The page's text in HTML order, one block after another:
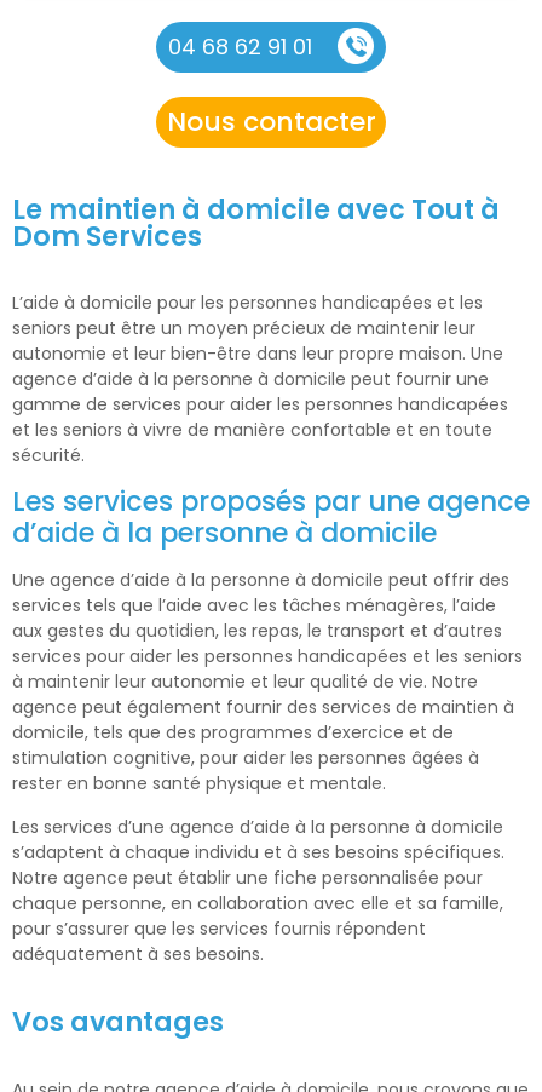
04 68 62 91 01
Nous contacter
Le maintien à domicile avec Tout à
Dom Services
L’aide à domicile pour les personnes handicapées et les
seniors peut être un moyen précieux de maintenir leur
autonomie et leur bien-être dans leur propre maison. Une
agence d’aide à la personne à domicile peut fournir une
gamme de services pour aider les personnes handicapées
et les seniors à vivre de manière confortable et en toute
sécurité.
Les services proposés par une agence
d’aide à la personne à domicile
Une agence d’aide à la personne à domicile peut offrir des
services tels que l’aide avec les tâches ménagères, l’aide
aux gestes du quotidien, les repas, le transport et d’autres
services pour aider les personnes handicapées et les seniors
à maintenir leur autonomie et leur qualité de vie. Notre
agence peut également fournir des services de maintien à
domicile, tels que des programmes d’exercice et de
stimulation cognitive, pour aider les personnes âgées à
rester en bonne santé physique et mentale.
Les services d’une agence d’aide à la personne à domicile
s’adaptent à chaque individu et à ses besoins spécifiques.
Notre agence peut établir une fiche personnalisée pour
chaque personne, en collaboration avec elle et sa famille,
pour s’assurer que les services fournis répondent
adéquatement à ses besoins.
Vos avantages